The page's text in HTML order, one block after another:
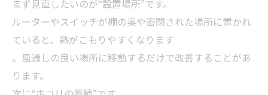
まず見直したいのが“設置場所”です。
ルーターやスイッチが棚の奥や密閉された場所に置かれ
ていると、熱がこもりやすくなります
。風通しの良い場所に移動するだけで改善することがあ
ります。